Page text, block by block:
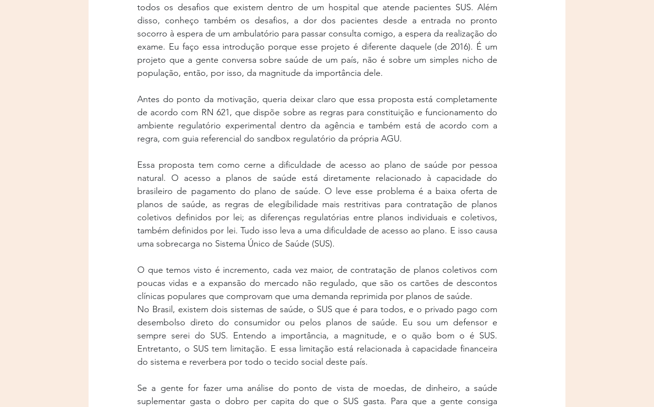
todos os desafios que existem dentro de um hospital que atende pacientes SUS. Além
disso, conheço também os desafios, a dor dos pacientes desde a entrada no pronto
socorro à espera de um ambulatório para passar consulta comigo, a espera da realização do
exame. Eu faço essa introdução porque esse projeto é diferente daquele (de 2016). É um
projeto que a gente conversa sobre saúde de um país, não é sobre um simples nicho de
população, então, por isso, da magnitude da importância dele.
Antes do ponto da motivação, queria deixar claro que essa proposta está completamente
de acordo com RN 621, que dispõe sobre as regras para constituição e funcionamento do
ambiente regulatório experimental dentro da agência e também está de acordo com a
regra, com guia referencial do sandbox regulatório da própria AGU.
Essa proposta tem como cerne a dificuldade de acesso ao plano de saúde por pessoa
natural. O acesso a planos de saúde está diretamente relacionado à capacidade do
brasileiro de pagamento do plano de saúde. O leve esse problema é a baixa oferta de
planos de saúde, as regras de elegibilidade mais restritivas para contratação de planos
coletivos definidos por lei; as diferenças regulatórias entre planos individuais e coletivos,
também definidos por lei. Tudo isso leva a uma dificuldade de acesso ao plano. E isso causa
uma sobrecarga no Sistema Único de Saúde (SUS).
O que temos visto é incremento, cada vez maior, de contratação de planos coletivos com
poucas vidas e a expansão do mercado não regulado, que são os cartões de descontos
clínicas populares que comprovam que uma demanda reprimida por planos de saúde.
No Brasil, existem dois sistemas de saúde, o SUS que é para todos, e o privado pago com
desembolso direto do consumidor ou pelos planos de saúde. Eu sou um defensor e
sempre serei do SUS. Entendo a importância, a magnitude, e o quão bom o é SUS.
Entretanto, o SUS tem limitação. E essa limitação está relacionada à capacidade financeira
do sistema e reverbera por todo o tecido social deste país.
Se a gente for fazer uma análise do ponto de vista de moedas, de dinheiro, a saúde
suplementar gasta o dobro per capita do que o SUS gasta. Para que a gente consiga